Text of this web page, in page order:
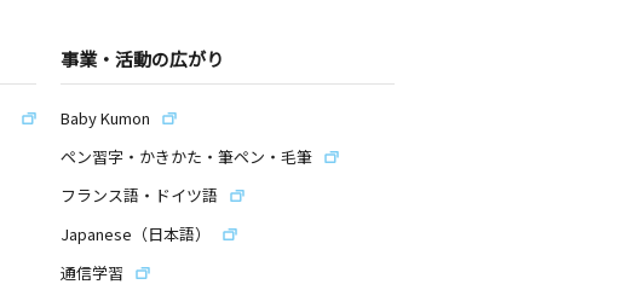
事業・活動の広がり
Baby Kumon
ペン習字・かきかた・筆ペン・毛筆
フランス語・ドイツ語
Japanese（日本語）
通信学習